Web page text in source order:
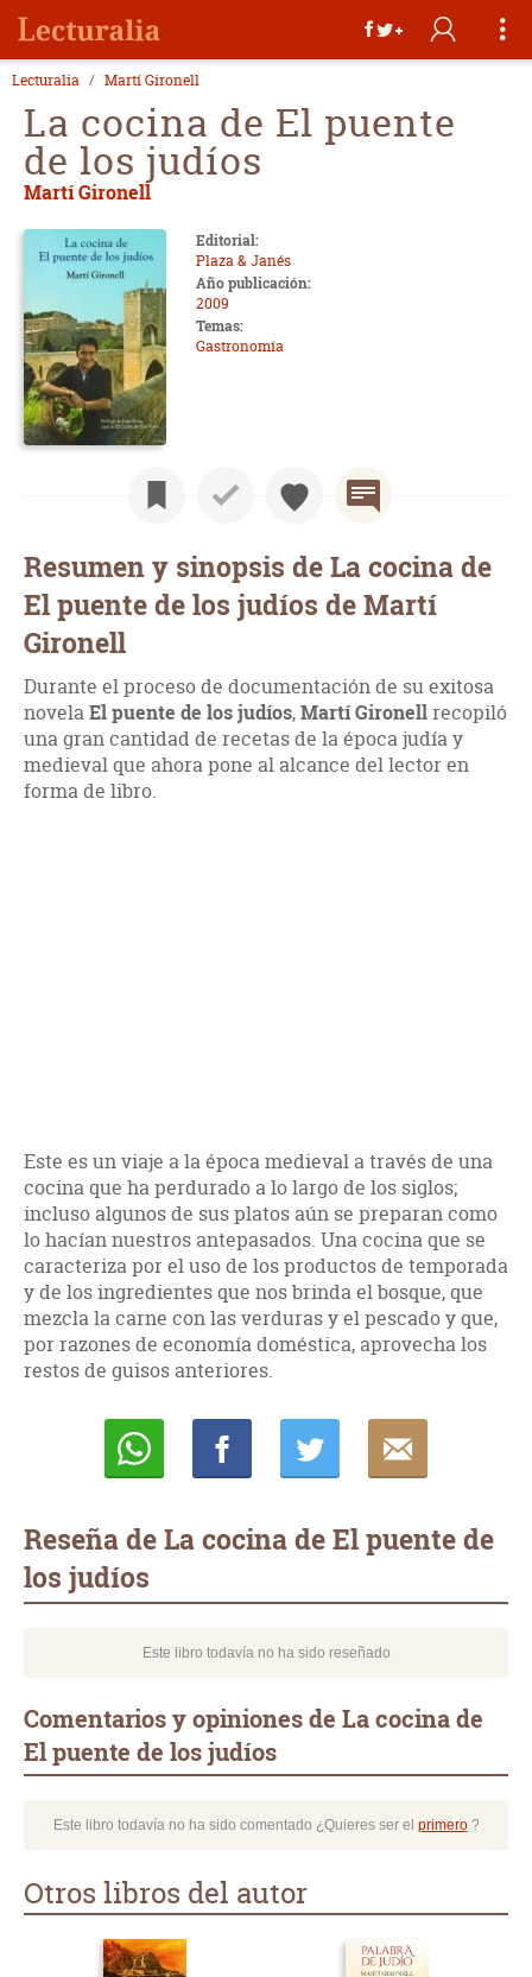
Lecturalia Martí Gironell
La cocina de El puente
de los judíos
Martí Gironell
Editorial:
Plaza & Janés
Año publicación:
2009
Temas:
Gastronomía
Resumen y sinopsis de La cocina de
El puente de los judíos de Martí
Gironell
Durante el proceso de documentación de su exitosa
novelaEl puente de los judíos,Martí Gironellrecopiló
una gran cantidad de recetas de la época judía y
medieval que ahora pone al alcance del lector en
forma de libro.
Este es un viaje a la época medieval a través de una
cocina que ha perdurado a lo largo de los siglos;
incluso algunos de sus platos aún se preparan como
lo hacían nuestros antepasados. Una cocina que se
caracteriza por el uso de los productos de temporada
y de los ingredientes que nos brinda el bosque, que
mezcla la carne con las verduras y el pescado y que,
por razones de economía doméstica, aprovecha los
restos de guisos anteriores.
Reseña de La cocina de El puente de
los judíos
Este libro todavía no ha sido reseñado
Comentarios y opiniones de La cocina de
El puente de los judíos
Este libro todavía no ha sido comentado ¿Quieres ser el primero?
Otros libros del autor